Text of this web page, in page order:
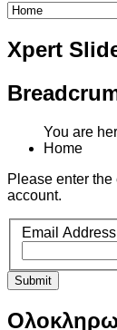
Xpert
You are
Home
Please enter
account.
Email
Submit